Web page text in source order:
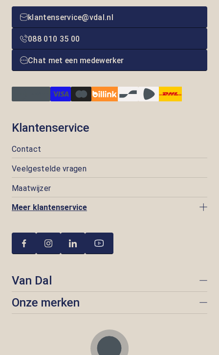
klantenservice@vdal.nl
088 010 35 00
Chat met een medewerker
Klantenservice
Contact
Veelgestelde vragen
Maatwijzer
Meer klantenservice
Van Dal
Onze merken